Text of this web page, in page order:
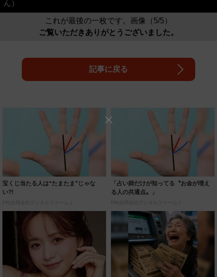
ん）
これが最後の一枚です。画像（5/5）
ご覧いただきありがとうございました。
記事に戻る
宝くじ当たる人は“たまたま”じゃな
い?!
PR(合同会社デジタルファーム )
「占い師だけが知ってる〝お金が増え
る人の共通点〟」
PR(合同会社デジタルファーム )